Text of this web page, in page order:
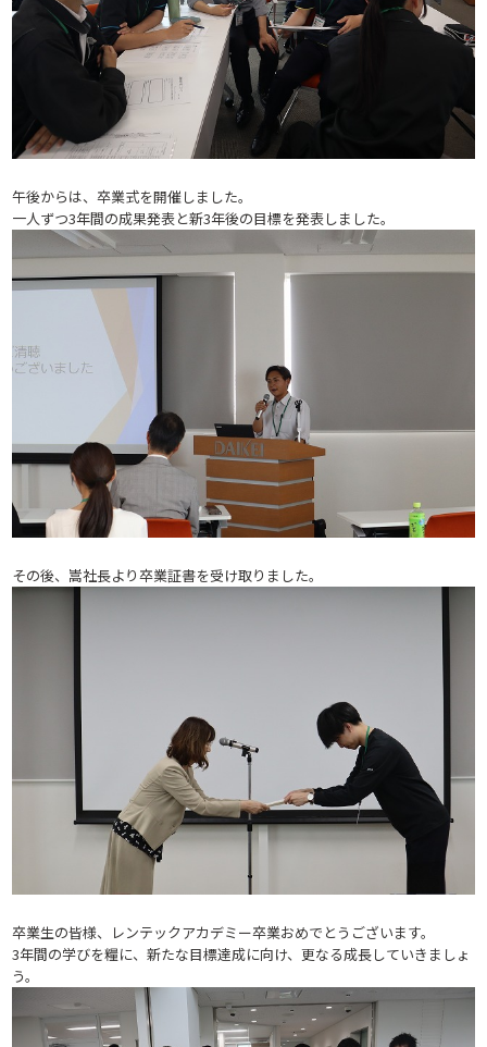
午後からは、卒業式を開催しました。
一人ずつ3年間の成果発表と新3年後の目標を発表しました。
その後、嵩社長より卒業証書を受け取りました。
卒業生の皆様、レンテックアカデミー卒業おめでとうございます。
3年間の学びを糧に、新たな目標達成に向け、更なる成長していきましょ
う。